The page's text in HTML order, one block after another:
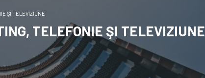
ŞI TELEVIZIUNE
TELEFONIE ŞI TELEVIZIUNE